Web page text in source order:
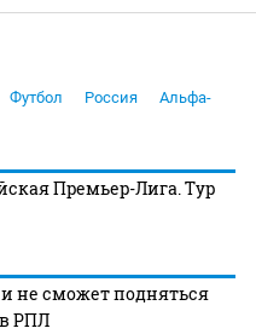
Футбол Россия
Альфа-
Премьер-Лига. Тур
и не сможет подняться
РПЛ